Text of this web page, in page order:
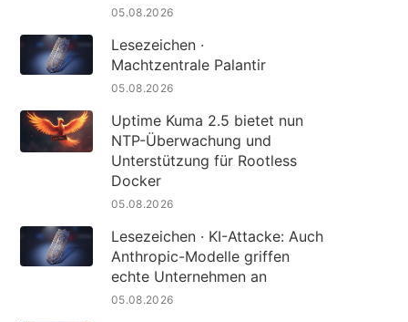
05.08.2026
Lesezeichen ·
Machtzentrale Palantir
05.08.2026
Uptime Kuma 2.5 bietet nun
NTP-Überwachung und
Unterstützung für Rootless
Docker
05.08.2026
Lesezeichen · KI-Attacke: Auch
Anthropic-Modelle griffen
echte Unternehmen an
05.08.2026